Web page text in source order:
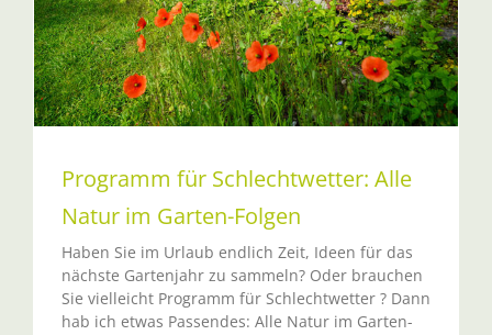
Programm für Schlechtwetter: Alle
Natur im Garten-Folgen
Haben Sie im Urlaub endlich Zeit, Ideen für das
nächste Gartenjahr zu sammeln? Oder brauchen
Sie vielleicht Programm für Schlechtwetter ? Dann
hab ich etwas Passendes: Alle Natur im Garten-